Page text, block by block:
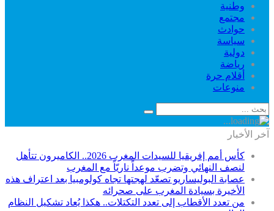
وطنية
مجتمع
حوادث
سياسة
دولية
رياضة
أقلام حرة
منوعات
آخر الأخبار
كأس أمم إفريقيا للسيدات المغرب 2026.. الكاميرون تتأهل
لنصف النهائي وتضرب موعداً ناريّاً مع المغرب
عصابة البوليساريو تصعّد لهجتها تجاه كولومبيا بعد اعتراف هذه
الأخيرة بسيادة المغرب على صحرائه
من تعدد الأقطاب إلى تعدد التكتلات.. هكذا يُعاد تشكيل النظام